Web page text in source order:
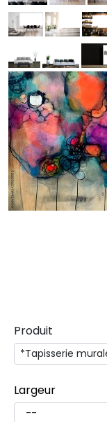
Produit
Largeur